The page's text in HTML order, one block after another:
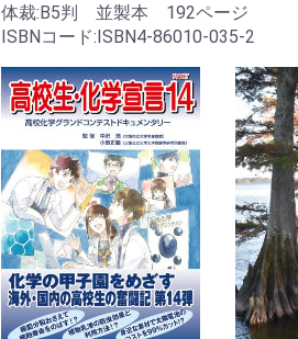
体裁:B5判 並製本 192ページ
ISBNコード:ISBN4-86010-035-2